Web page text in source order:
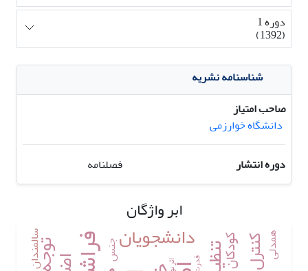
دوره 1
(1392)
شناسنامه نشریه
صاحب امتیاز
دانشگاه خوارزمی
دوره انتشار
فصلنامه
ابر واژگان
دانشجویان کودکان جنس همدلی سالمندان قدرت